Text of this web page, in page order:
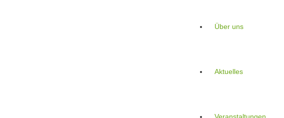
Über uns
Aktuelles